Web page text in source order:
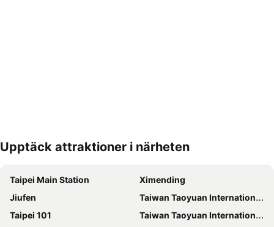
Förstora kartan
Upptäck attraktioner i närheten
Taipei Main Station
Ximending
Jiufen
Taiwan Taoyuan International Airport
Taipei 101
Taiwan Taoyuan International Airport